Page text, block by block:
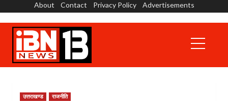
content
About Contact Privacy Policy Advertisements
Menu
उत्तराखण्ड राजनीति